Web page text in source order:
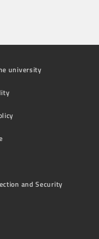
university
and Security